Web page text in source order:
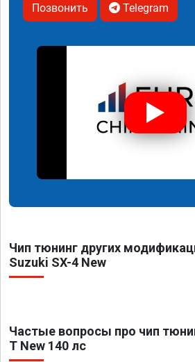
Позвонить Telegram
Чип тюнинг других
Suzuki SX-4 New
Частые вопросы про чип
T New 140 лс